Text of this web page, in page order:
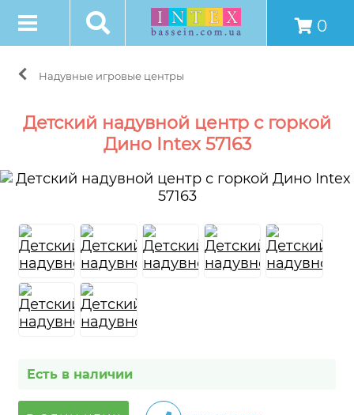
0
Надувные игровые центры
Детский надувной центр с горкой
Дино Intex 57163
Есть в наличии